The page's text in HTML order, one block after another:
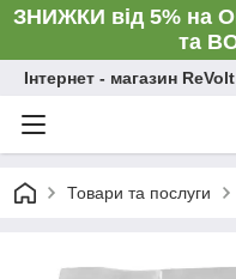
ЗНИЖКИ від 5% на
та
Інтернет - магазин ReVolt
Товари та послуги